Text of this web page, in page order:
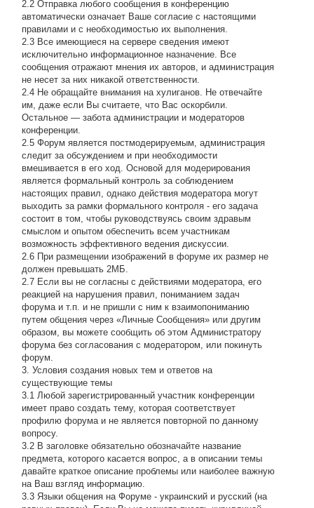
2.2 Отправка любого сообщения в конференцию
автоматически означает Ваше согласие с настоящими
правилами и с необходимостью их выполнения.
2.3 Все имеющиеся на сервере сведения имеют
исключительно информационное назначение. Все
сообщения отражают мнения их авторов, и администрация
не несет за них никакой ответственности.
2.4 Не обращайте внимания на хулиганов. Не отвечайте
им, даже если Вы считаете, что Вас оскорбили.
Остальное — забота администрации и модераторов
конференции.
2.5 Форум является постмодерируемым, администрация
следит за обсуждением и при необходимости
вмешивается в его ход. Основой для модерирования
является формальный контроль за соблюдением
настоящих правил, однако действия модератора могут
выходить за рамки формального контроля - его задача
состоит в том, чтобы руководствуясь своим здравым
смыслом и опытом обеспечить всем участникам
возможность эффективного ведения дискуссии.
2.6 При размещении изображений в форуме их размер не
должен превышать 2МБ.
2.7 Если вы не согласны с действиями модератора, его
реакцией на нарушения правил, пониманием задач
форума и т.п. и не пришли с ним к взаимопониманию
путем общения через «Личные Сообщения» или другим
образом, вы можете сообщить об этом Администратору
форума без согласования с модератором, или покинуть
форум.
3. Условия создания новых тем и ответов на
существующие темы
3.1 Любой зарегистрированный участник конференции
имеет право создать тему, которая соответствует
профилю форума и не является повторной по данному
вопросу.
3.2 В заголовке обязательно обозначайте название
предмета, которого касается вопрос, а в описании темы
давайте краткое описание проблемы или наиболее важную
на Ваш взгляд информацию.
3.3 Языки общения на Форуме - украинский и русский (на